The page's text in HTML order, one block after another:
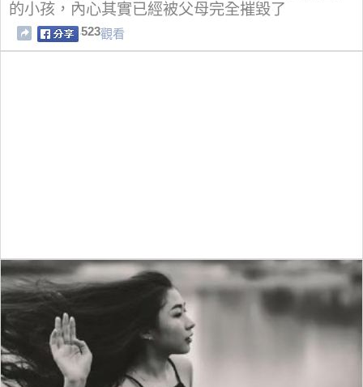
的小孩，內心其實已經被父母完全摧毀了
523觀看